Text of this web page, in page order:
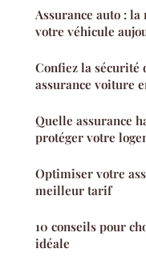
Assurance auto :
votre véhicule
Confiez la sécurité
assurance voiture
Quelle assurance
protéger votre
Optimiser votre
meilleur tarif
10 conseils pour
idéale